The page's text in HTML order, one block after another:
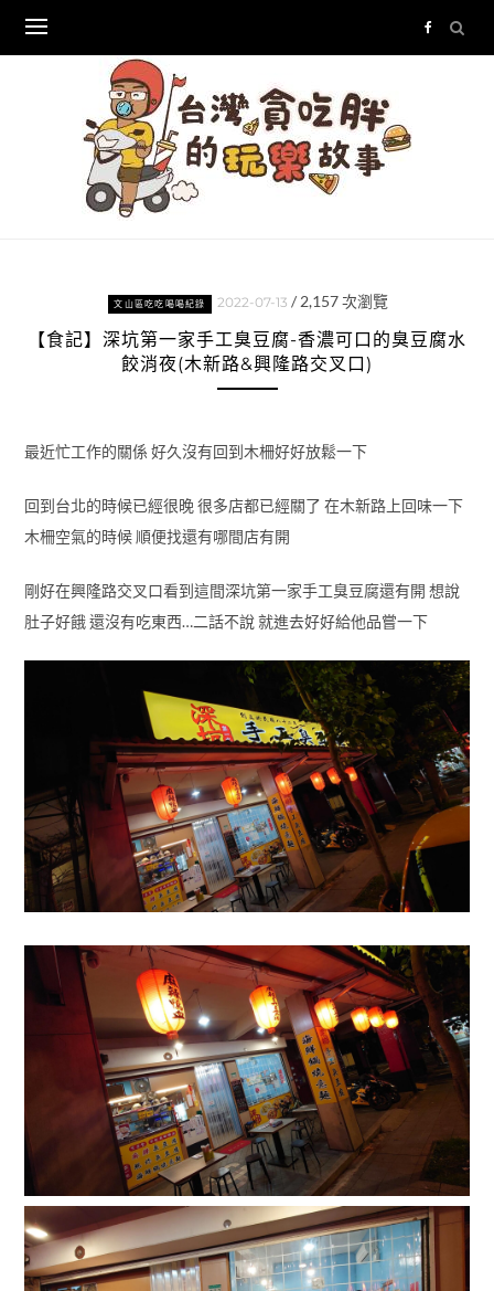
content
文山區吃吃喝喝紀錄 2022-07-13 / 2,157次瀏覽
【食記】深坑第一家手工臭豆腐-香濃可口的臭豆腐水
餃消夜(木新路&興隆路交叉口)
最近忙工作的關係 好久沒有回到木柵好好放鬆一下
回到台北的時候已經很晚 很多店都已經關了 在木新路上回味一下
木柵空氣的時候 順便找還有哪間店有開
剛好在興隆路交叉口看到這間深坑第一家手工臭豆腐還有開 想說
肚子好餓 還沒有吃東西…二話不說 就進去好好給他品嘗一下